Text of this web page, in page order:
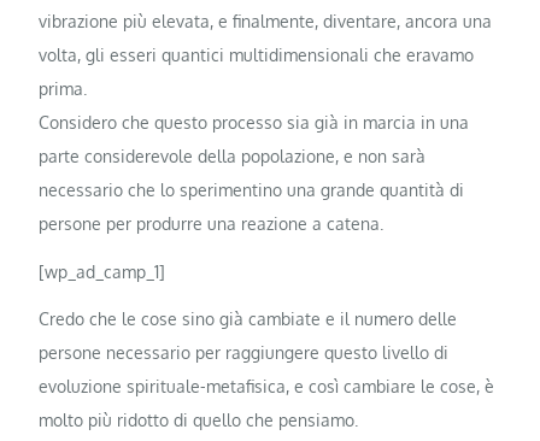
vibrazione più elevata, e finalmente, diventare, ancora una
volta, gli esseri quantici multidimensionali che eravamo
prima.
Considero che questo processo sia già in marcia in una
parte considerevole della popolazione, e non sarà
necessario che lo sperimentino una grande quantità di
persone per produrre una reazione a catena.
[wp_ad_camp_1]
Credo che le cose sino già cambiate e il numero delle
persone necessario per raggiungere questo livello di
evoluzione spirituale-metafisica, e così cambiare le cose, è
molto più ridotto di quello che pensiamo.